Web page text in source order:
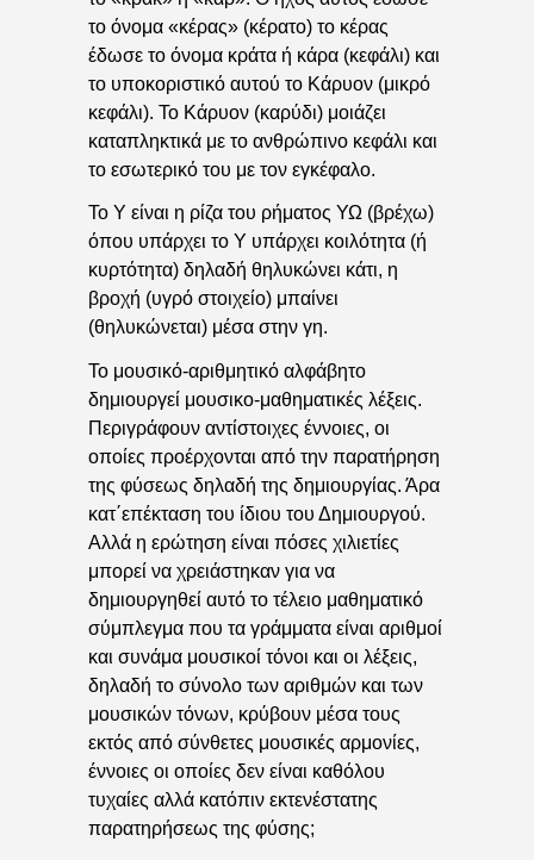
το όνομα «κέρας» (κέρατο) το κέρας
έδωσε το όνομα κράτα ή κάρα (κεφάλι) και
το υποκοριστικό αυτού το Κάρυον (μικρό
κεφάλι). Το Κάρυον (καρύδι) μοιάζει
καταπληκτικά με το ανθρώπινο κεφάλι και
το εσωτερικό του με τον εγκέφαλο.
Το Υ είναι η ρίζα του ρήματος ΥΩ (βρέχω)
όπου υπάρχει το Υ υπάρχει κοιλότητα (ή
κυρτότητα) δηλαδή θηλυκώνει κάτι, η
βροχή (υγρό στοιχείο) μπαίνει
(θηλυκώνεται) μέσα στην γη.
Το μουσικό-αριθμητικό αλφάβητο
δημιουργεί μουσικο-μαθηματικές λέξεις.
Περιγράφουν αντίστοιχες έννοιες, οι
οποίες προέρχονται από την παρατήρηση
της φύσεως δηλαδή της δημιουργίας. Άρα
κατ΄επέκταση του ίδιου του Δημιουργού.
Αλλά η ερώτηση είναι πόσες χιλιετίες
μπορεί να χρειάστηκαν για να
δημιουργηθεί αυτό το τέλειο μαθηματικό
σύμπλεγμα που τα γράμματα είναι αριθμοί
και συνάμα μουσικοί τόνοι και οι λέξεις,
δηλαδή το σύνολο των αριθμών και των
μουσικών τόνων, κρύβουν μέσα τους
εκτός από σύνθετες μουσικές αρμονίες,
έννοιες οι οποίες δεν είναι καθόλου
τυχαίες αλλά κατόπιν εκτενέστατης
παρατηρήσεως της φύσης;